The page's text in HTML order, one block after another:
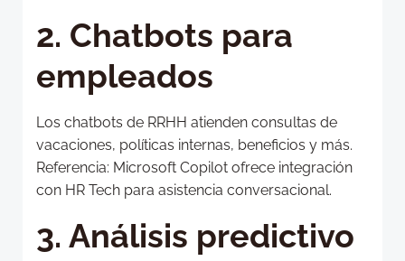
2. Chatbots para
empleados
Los chatbots de RRHH atienden consultas de
vacaciones, políticas internas, beneficios y más.
Referencia: Microsoft Copilot ofrece integración
con HR Tech para asistencia conversacional.
3. Análisis predictivo